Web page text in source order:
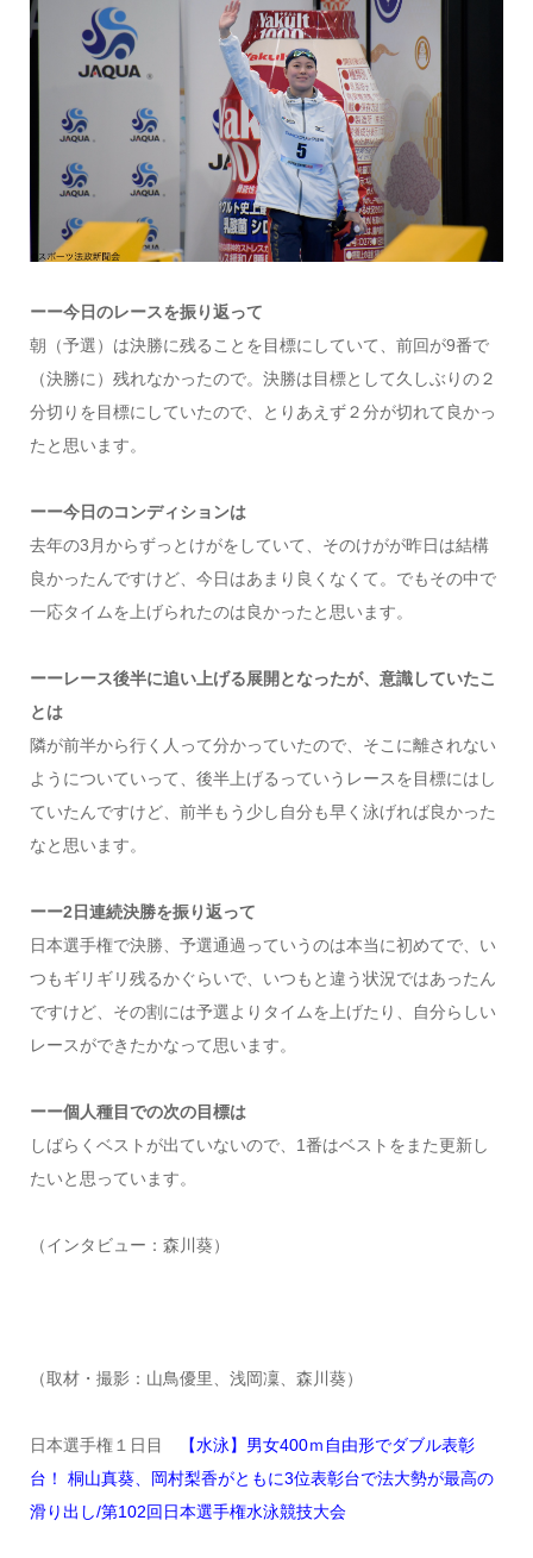
ーー今日のレースを振り返って
朝（予選）は決勝に残ることを目標にしていて、前回が9番で
（決勝に）残れなかったので。決勝は目標として久しぶりの２
分切りを目標にしていたので、とりあえず２分が切れて良かっ
たと思います。
ーー今日のコンディションは
去年の3月からずっとけがをしていて、そのけがが昨日は結構
良かったんですけど、今日はあまり良くなくて。でもその中で
一応タイムを上げられたのは良かったと思います。
ーーレース後半に追い上げる展開となったが、意識していたこ
とは
隣が前半から行く人って分かっていたので、そこに離されない
ようについていって、後半上げるっていうレースを目標にはし
ていたんですけど、前半もう少し自分も早く泳げれば良かった
なと思います。
ーー2日連続決勝を振り返って
日本選手権で決勝、予選通過っていうのは本当に初めてで、い
つもギリギリ残るかぐらいで、いつもと違う状況ではあったん
ですけど、その割には予選よりタイムを上げたり、自分らしい
レースができたかなって思います。
ーー個人種目での次の目標は
しばらくベストが出ていないので、1番はベストをまた更新し
たいと思っています。
（インタビュー：森川葵）
（取材・撮影：山鳥優里、浅岡凜、森川葵）
日本選手権１日目
【水泳】男女400ｍ自由形でダブル表彰
台！ 桐山真葵、岡村梨香がともに3位表彰台で法大勢が最高の
滑り出し/第102回日本選手権水泳競技大会